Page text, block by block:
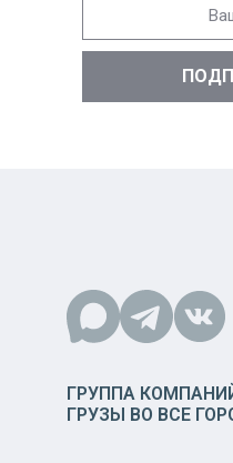
ГРУППА
ГРУЗЫ ВО ВСЕ